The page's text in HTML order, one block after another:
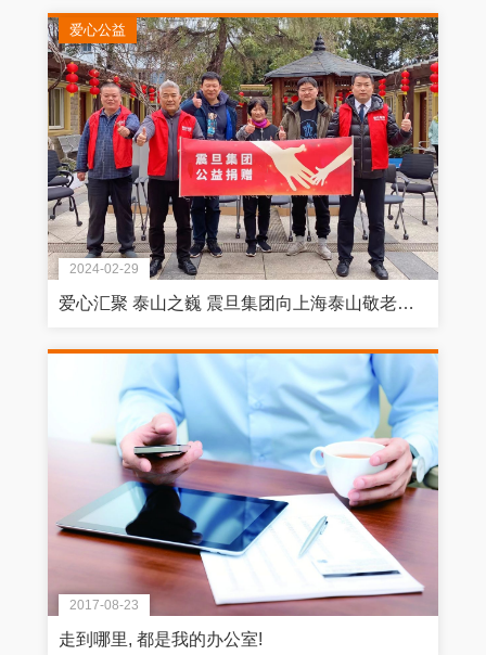
2024-02-29
爱心公益
爱心汇聚 泰山之巍 震旦集团向上海泰山敬老院捐赠家具物资
2017-08-23
走到哪里, 都是我的办公室!